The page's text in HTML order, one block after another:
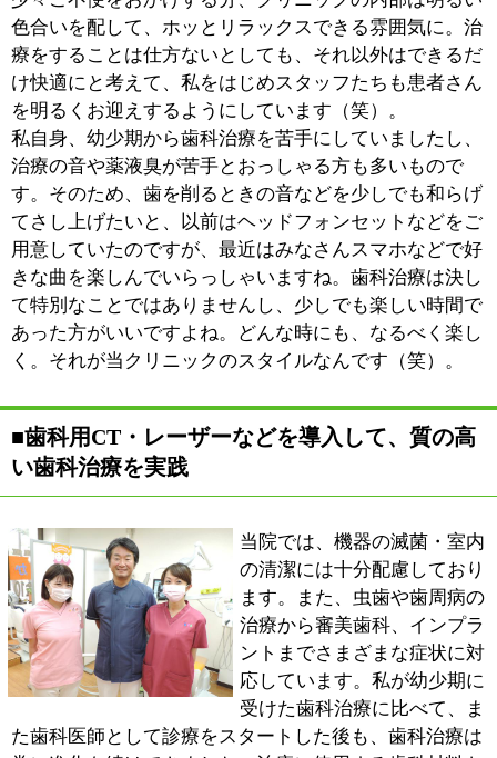
ルアップしていると思いますね。
当院においても歯科用CTやレーザーなどの医療機器を
導入して、患者さんの利益につながる歯科治療を実践し
ていますけれど、当院に限らず歯科治療全体の質が上が
ってきていると実感することが多いです。保険診療でも
必要十分な治療ができますし、ご希望があればインプラ
ントや使い心地のよい入れ歯などをご提案することもで
きますし。変な言い方ですけれど、歯科治療を受けられ
て「損をする」ようなことは、決してありませんので
（笑）。何か気になることがあるときには、積極的に受
診してほしいと思います。
■患者さんとのコミュニケーションを大切に、
必要最低限の治療をおこなう
診療にあたって心がけるのは、「必要最低限の治療をす
る」ということになるでしょうか。私自身、何度も歯科
医院に足を運ぶのは気が進みませんしね（笑）。時間や
くなるようにと考えて、治療を進めているつもりです。
もちろん、こちらから治療を押し売りするようなことは
いたしませんし、患者さんからも「商売っ気がない」と
言われてしまうことがありますけれど（笑）。ご自分の
識でいます。
ご自分のお口の中がどんな状態にあるのかを知っていた
だくため、ときには患者さんに手鏡をお渡しして、治療
の様子を見ていただくこともありますね。私は、初診の
患者さんにはとくに「笑わせたい」と思って話しかける
タイプですけれど（笑）、一方通行の治療にならないた
めにも、ぜひ患者さんの方からも心に想っていることを
話してもらいたいな、と思います。
■これから受診される患者さんへ